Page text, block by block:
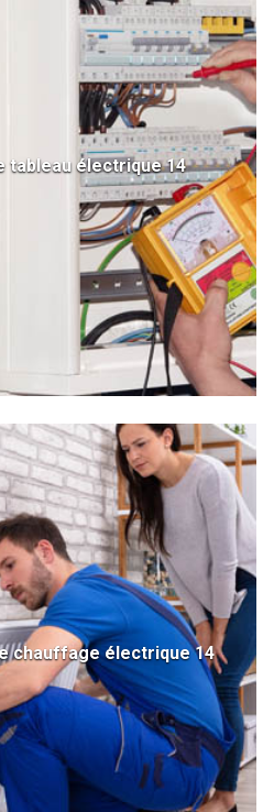
tableau électrique 14
chauffage électrique 14